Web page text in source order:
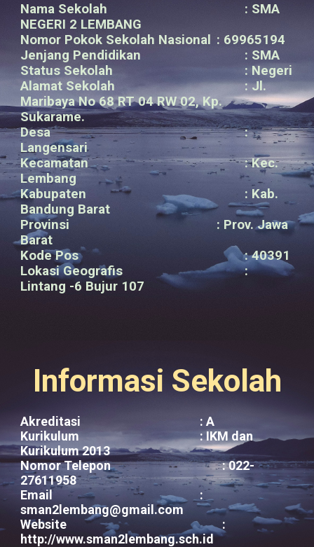
Nama Sekolah
: SMA
NEGERI 2 LEMBANG
Nomor Pokok Sekolah Nasional : 69965194
Jenjang Pendidikan
: SMA
Status Sekolah
: Negeri
Alamat Sekolah
: Jl.
Maribaya No 68 RT 04 RW 02, Kp.
Sukarame.
Desa
:
Langensari
Kecamatan
: Kec.
Lembang
Kabupaten
: Kab.
Bandung Barat
Provinsi
: Prov. Jawa
Barat
Kode Pos
: 40391
Lokasi Geografis
:
Lintang -6 Bujur 107
Informasi Sekolah
Akreditasi :A
Kurikulum
: IKM dan
Kurikulum 2013
Nomor Telepon
: 022-
27611958
Email
:
sman2lembang@gmail.com
Website
:
http://www.sman2lembang.sch.id